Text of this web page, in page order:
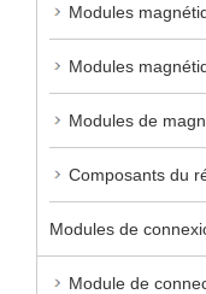
Modules
Modules
Modules de
Composants du
Modules de
Module de